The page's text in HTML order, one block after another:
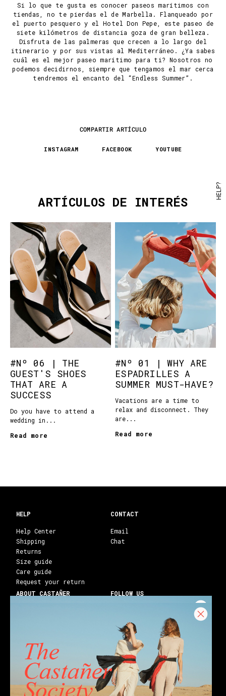
Si lo que te gusta es conocer paseos marítimos con
tiendas, no te pierdas el de Marbella. Flanqueado por
el puerto pesquero y el Hotel Don Pepe, este paseo de
siete kilómetros de distancia goza de gran belleza.
Disfruta de las palmeras que crecen a lo largo del
itinerario y por sus vistas al Mediterráneo. ¿Ya sabes
cuál es el mejor paseo marítimo para ti? Nosotros no
podemos decidirnos, siempre que tengamos el mar cerca
tendremos el encanto del “Endless Summer”.
COMPARTIR ARTÍCULO
INSTAGRAM FACEBOOK YOUTUBE
ARTÍCULOS DE INTERÉS
#Nº 06 | THE
GUEST'S SHOES
THAT ARE A
SUCCESS
Do you have to attend a
wedding in...
Read more
#Nº 01 | WHY ARE
ESPADRILLES A
SUMMER MUST-HAVE?
Vacations are a time to
relax and disconnect. They
are...
Read more
CONTACT
Email
Chat
HELP
Help Center
Shipping
Returns
Size guide
Care guide
Request your return
ABOUT CASTAÑER
Franchises
Stores
Castañer Society
FOLLOW US
Facebook
Youtube
Blog
Shipping to: United States ($) English
HELP?